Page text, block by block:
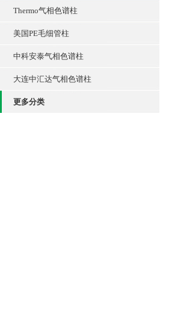
Thermo气相色谱柱
美国PE毛细管柱
中科安泰气相色谱柱
大连中汇达气相色谱柱
更多分类